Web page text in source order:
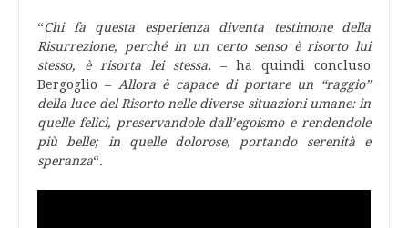
“Chi fa questa esperienza diventa testimone della
Risurrezione, perché in un certo senso è risorto lui
stesso, è risorta lei stessa. – ha quindi concluso
Bergoglio – Allora è capace di portare un “raggio”
della luce del Risorto nelle diverse situazioni umane: in
quelle felici, preservandole dall’egoismo e rendendole
più belle; in quelle dolorose, portando serenità e
speranza“.